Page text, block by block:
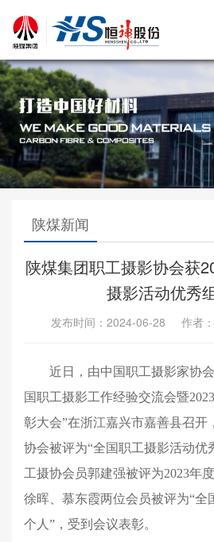
陕煤新闻
陕煤集团职工摄影协会获
摄影活动优秀
发布时间：2024-06-28 作者
近日，由中国职工摄影家协
国职工摄影工作经验交流会暨2023
彰大会”在浙江嘉兴市嘉善县召开
协会被评为“全国职工摄影活动优
工摄协会员郭建强被评为2023年度
徐晖、慕东霞两位会员被评为“全
个人 ” ，受到会议表彰。